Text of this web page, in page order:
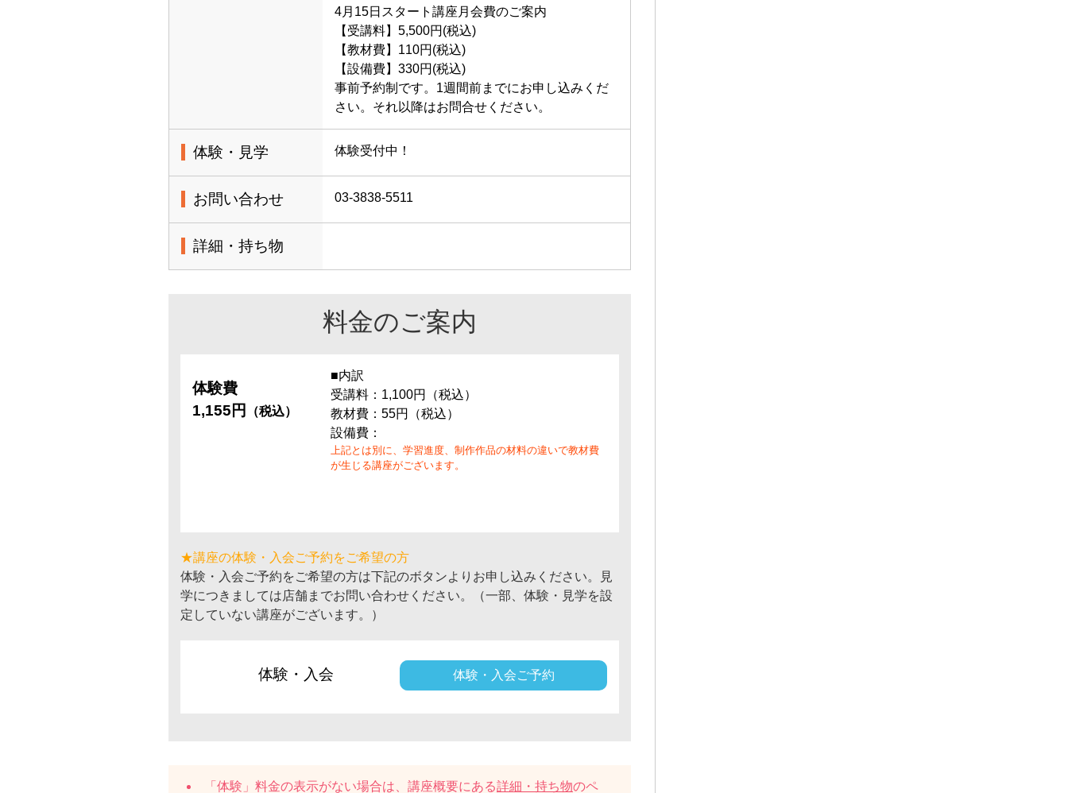
4月15日スタート講座月会費のご案内
【受講料】5,500円(税込)
【教材費】110円(税込)
【設備費】330円(税込)
事前予約制です。1週間前までにお申し込みくだ
さい。それ以降はお問合せください。
体験・見学 体験受付中！
お問い合わせ 03-3838-5511
詳細・持ち物
料金のご案内
体験費
1,155円
（税込）
■内訳
受講料：1,100円（税込）
教材費：55円（税込）
設備費：
上記とは別に、学習進度、制作作品の材料の違いで教材費
が生じる講座がございます。
★講座の体験・入会ご予約をご希望の方
体験・入会ご予約をご希望の方は下記のボタンよりお申し込みください。見
学につきましては店舗までお問い合わせください。（一部、体験・見学を設
定していない講座がございます。）
体験・入会 体験・入会ご予約
「体験」料金の表示がない場合は、講座概要にある詳細・持ち物のペ